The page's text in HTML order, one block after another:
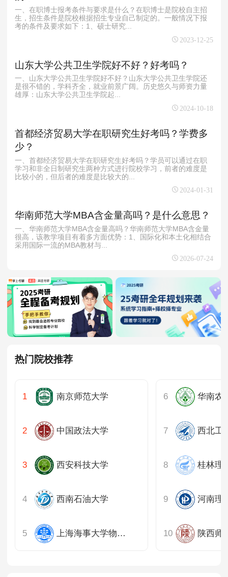
一、在职博士报考条件与要求是什么？在职博士是院校自主招
生，招生条件是院校根据招生专业自己制定的。一般情况下报
考的条件及要求如下：1、硕士研究...
2023-12-25
山东大学公共卫生学院好不好？好考吗？
一、山东大学公共卫生学院好不好？山东大学公共卫生学院还
是很不错的，学科齐全，就业前景广阔。‌历史悠久与师资力量
雄厚‌：山东大学公共卫生学院起...
2024-10-18
首都经济贸易大学在职研究生好考吗？学费多
少？
一、首都经济贸易大学在职研究生好考吗？学员可以通过在职
学习和非全日制研究生两种方式进行院校学习，前者的难度是
比较小的，但后者的难度是比较大的...
2024-01-31
华南师范大学MBA含金量高吗？是什么意思？
一、华南师范大学MBA含金量高吗？华南师范大学MBA含金量
很高，该教学项目有着多方面优势：1、国际化和本土化相结合
采用国际一流的MBA教材与...
2026-07-24
热门院校推荐
南京师范大学
中国政法大学
西安科技大学
西南石油大学
上海海事大学物流科学与工程研究院
华南农
西北工
桂林理
河南理
陕西师